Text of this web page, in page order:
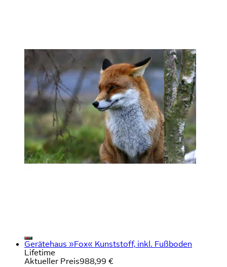
Gerätehaus »Fox« Kunststoff, inkl. Fußboden
Lifetime
Aktueller Preis988,99 €